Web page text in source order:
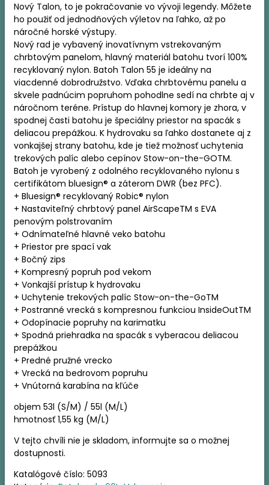
179,95 €.165,56 €.
Nový Talon, to je pokračovanie vo vývoji legendy. Môžete
ho použiť od jednodňových výletov na ľahko, až po
náročné horské výstupy.
Nový rad je vybavený inovatívnym vstrekovaným
chrbtovým panelom, hlavný materiál batohu tvorí 100%
recyklovaný nylon. Batoh Talon 55 je ideálny na
viacdenné dobrodružstvo. Vďaka chrbtovému panelu a
skvele padnúcim popruhom pohodlne sedí na chrbte aj v
náročnom teréne. Prístup do hlavnej komory je zhora, v
spodnej časti batohu je špeciálny priestor na spacák s
deliacou prepážkou. K hydrovaku sa ľahko dostanete aj z
vonkajšej strany batohu, kde je tiež možnosť uchytenia
trekových palíc alebo cepínov Stow-on-the-GOTM.
Batoh je vyrobený z odolného recyklovaného nylonu s
certifikátom bluesign® a záterom DWR (bez PFC).
+ Bluesign® recyklovaný Robic® nylon
+ Nastaviteľný chrbtový panel AirScapeTM s EVA
penovým polstrovaním
+ Odnímateľné hlavné veko batohu
+ Priestor pre spací vak
+ Bočný zips
+ Kompresný popruh pod vekom
+ Vonkajší prístup k hydrovaku
+ Uchytenie trekových palíc Stow-on-the-GoTM
+ Postranné vrecká s kompresnou funkciou InsideOutTM
+ Odopínacie popruhy na karimatku
+ Spodná priehradka na spacák s vyberacou deliacou
prepážkou
+ Predné pružné vrecko
+ Vrecká na bedrovom popruhu
+ Vnútorná karabína na kľúče
objem 53l (S/M) / 55l (M/L)
hmotnosť 1,55 kg (M/L)
V tejto chvíli nie je skladom, informujte sa o možnej
dostupnosti.
Katalógové číslo: 5093